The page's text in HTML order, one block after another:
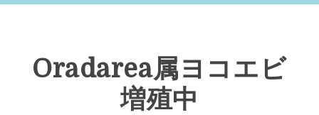
Oradarea属ヨコエビ
増殖中